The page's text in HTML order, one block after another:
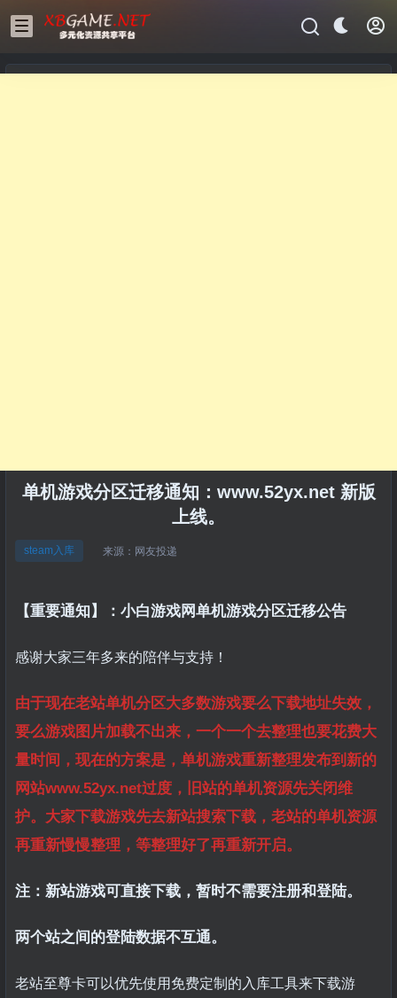
单机游戏分区迁移通知：www.52yx.net 新版
上线。
steam入库 来源： 网友投递
【重要通知】：小白游戏网单机游戏分区迁移公告
感谢大家三年多来的陪伴与支持！
由于现在老站单机分区大多数游戏要么下载地址失效，
要么游戏图片加载不出来，一个一个去整理也要花费大
量时间，现在的方案是，单机游戏重新整理发布到新的
网站www.52yx.net过度，旧站的单机资源先关闭维
护。大家下载游戏先去新站搜索下载，老站的单机资源
再重新慢慢整理，等整理好了再重新开启。
注：新站游戏可直接下载，暂时不需要注册和登陆。
两个站之间的登陆数据不互通。
老站至尊卡可以优先使用免费定制的入库工具来下载游